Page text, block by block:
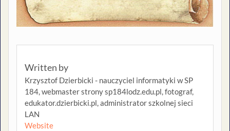
Written by
Krzysztof Dzierbicki - nauczyciel informatyki w SP
184, webmaster strony sp184lodz.edu.pl, fotograf,
edukator.dzierbicki.pl, administrator szkolnej sieci
LAN
Website